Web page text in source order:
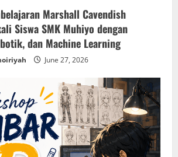
Marshall Cavendish
Siswa SMK Muhiyo dengan
dan Machine Learning
June 27, 2026